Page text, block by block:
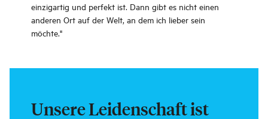
einzigartig und perfekt ist. Dann gibt es nicht einen
anderen Ort auf der Welt, an dem ich lieber sein
möchte."
Unsere Leidenschaft ist